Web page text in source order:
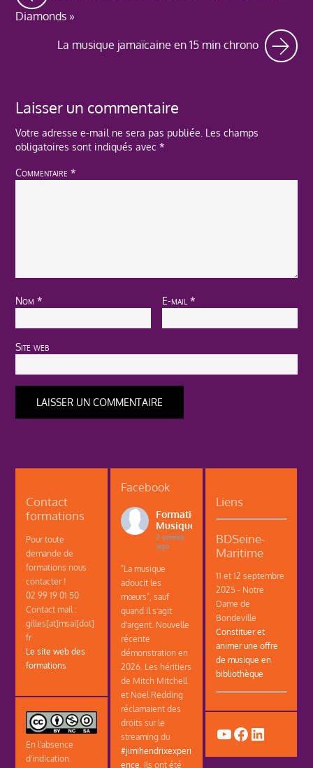
Diamonds »
La musique jamaïcaine en 15 min chrono
Laisser un commentaire
Votre adresse e-mail ne sera pas publiée. Les champs
obligatoires sont indiqués avec*
Commentaire*
Nom* E-mail*
Site web
Contact
formations
Pour toute
demande de
formations nous
contacter !
02 99 19 01 50
Contact mail :
gilles[at]msai[dot]
fr
Le site web des
formations
En l'absence
d'indication
Facebook
Formations
Musique
2 weeks
ago
"La musique
adoucit les
mœurs", sauf
quand il s'agit
d'argent. Nouvelle
récente
démonstration en
2026. Les héritiers
de Mitch Mitchell
et Noel Redding
réclamaient des
droits sur le
streaming du
#jimihendrixexperi
ence . Ils ont été
Liens
BDSeine-
Maritime
11 et 12 septembre
2025 - Notre
Dame de
Bondeville
Constituer et
animer une offre
de musique en
bibliothèque
YouTube
Facebook
LinkedIn